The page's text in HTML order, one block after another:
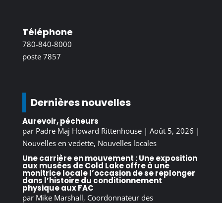
Téléphone
780-840-8000
poste 7857
Dernières nouvelles
Aurevoir, pécheurs
par Padre Maj Howard Rittenhouse| Août 5, 2026 |
Nouvelles en vedette, Nouvelles locales
Une carrière en mouvement : Une exposition
aux musées de Cold Lake offre à une
monitrice locale l’occasion de se replonger
dans l’histoire du conditionnement
physique aux FAC
par Mike Marshall, Coordonnateur des